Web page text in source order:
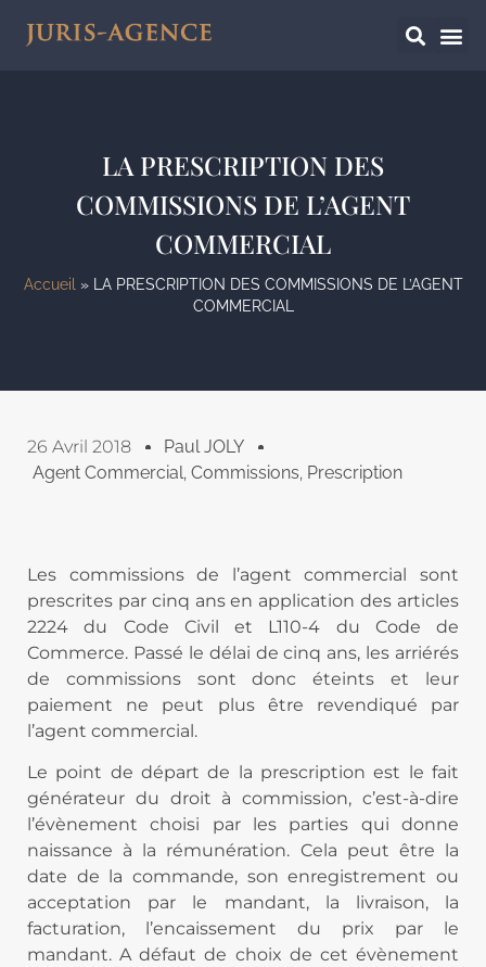
LA PRESCRIPTION DES
COMMISSIONS DE L’AGENT
COMMERCIAL
Accueil » LA PRESCRIPTION DES COMMISSIONS DE L’AGENT
COMMERCIAL
26 Avril 2018
Paul JOLY
Agent Commercial, Commissions, Prescription
Les commissions de l’agent commercial sont
prescrites par cinq ans en application des articles
2224 du Code Civil et L110-4 du Code de
Commerce. Passé le délai de cinq ans, les arriérés
de commissions sont donc éteints et leur
paiement ne peut plus être revendiqué par
l’agent commercial.
Le point de départ de la prescription est le fait
générateur du droit à commission, c’est-à-dire
l’évènement choisi par les parties qui donne
naissance à la rémunération. Cela peut être la
date de la commande, son enregistrement ou
acceptation par le mandant, la livraison, la
facturation, l’encaissement du prix par le
mandant. A défaut de choix de cet évènement